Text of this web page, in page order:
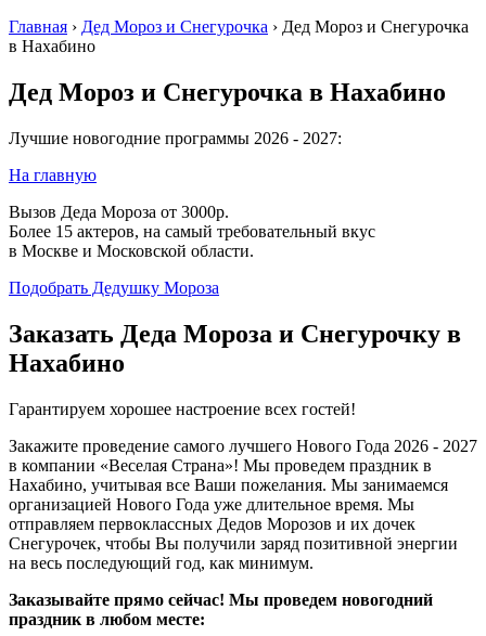
Главная › Дед Мороз и Снегурочка › Дед Мороз и Снегурочка
в Нахабино
Дед Мороз и Снегурочка в Нахабино
Лучшие новогодние программы 2026 - 2027:
На главную
Вызов Деда Мороза от 3000р.
Более 15 актеров, на самый требовательный вкус
в Москве и Московской области.
Подобрать Дедушку Мороза
Заказать Деда Мороза и Снегурочку в
Нахабино
Гарантируем хорошее настроение всех гостей!
Закажите проведение самого лучшего Нового Года 2026 - 2027
в компании «Веселая Страна»! Мы проведем праздник в
Нахабино, учитывая все Ваши пожелания. Мы занимаемся
организацией Нового Года уже длительное время. Мы
отправляем первоклассных Дедов Морозов и их дочек
Снегурочек, чтобы Вы получили заряд позитивной энергии
на весь последующий год, как минимум.
Заказывайте прямо сейчас! Мы проведем новогодний
праздник в любом месте: